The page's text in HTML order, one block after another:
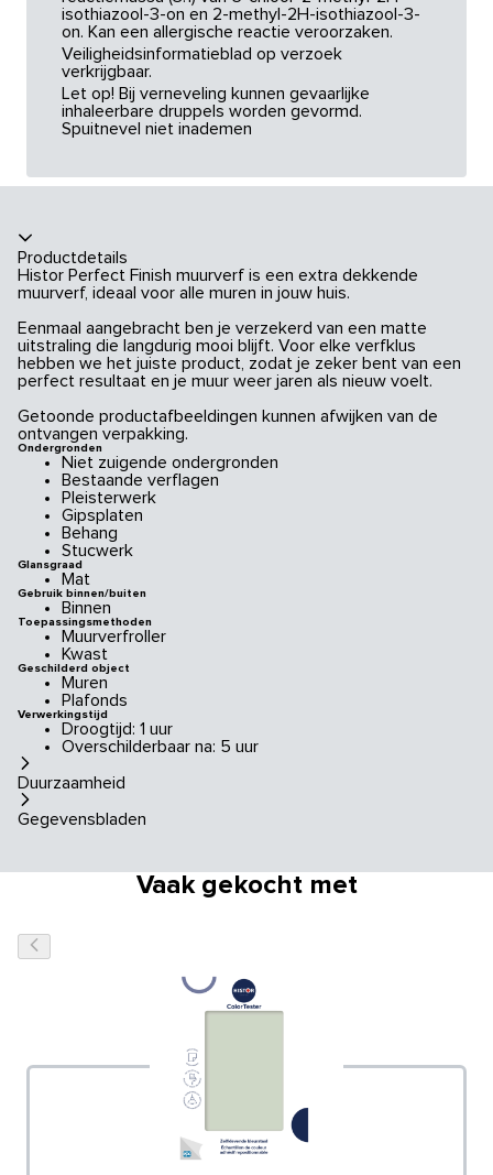
isothiazool-3-on en 2-methyl-2H-isothiazool-3-
on. Kan een allergische reactie veroorzaken.
Veiligheidsinformatieblad op verzoek
verkrijgbaar.
Let op! Bij verneveling kunnen gevaarlijke
inhaleerbare druppels worden gevormd.
Spuitnevel niet inademen
Productdetails
Histor Perfect Finish muurverf is een extra dekkende
muurverf, ideaal voor alle muren in jouw huis.
Eenmaal aangebracht ben je verzekerd van een matte
uitstraling die langdurig mooi blijft. Voor elke verfklus
hebben we het juiste product, zodat je zeker bent van een
perfect resultaat en je muur weer jaren als nieuw voelt.
Getoonde productafbeeldingen kunnen afwijken van de
ontvangen verpakking.
Ondergronden
Niet zuigende ondergronden
Bestaande verflagen
Pleisterwerk
Gipsplaten
Behang
Stucwerk
Glansgraad
Mat
Gebruik binnen/buiten
Binnen
Toepassingsmethoden
Muurverfroller
Kwast
Geschilderd object
Muren
Plafonds
Verwerkingstijd
Droogtijd: 1 uur
Overschilderbaar na: 5 uur
Duurzaamheid
Gegevensbladen
Vaak gekocht met